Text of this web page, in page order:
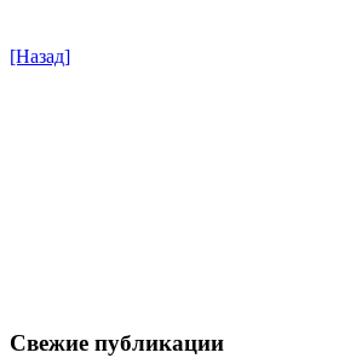
[Назад]
Свежие публикации